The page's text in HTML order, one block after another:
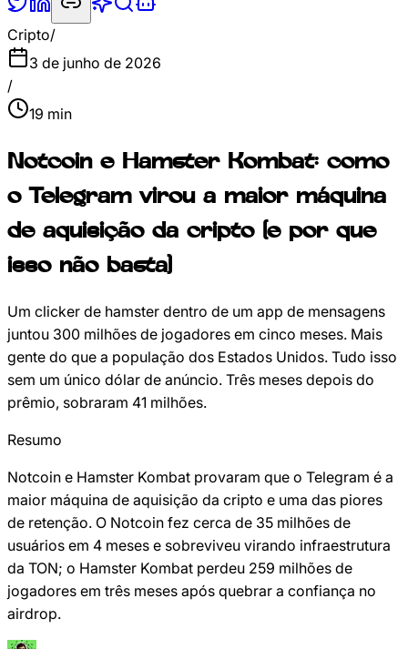
Cripto/
3 de junho de 2026
/
19 min
Notcoin e Hamster Kombat: como
o Telegram virou a maior máquina
de aquisição da cripto (e por que
isso não basta)
Um clicker de hamster dentro de um app de mensagens
juntou 300 milhões de jogadores em cinco meses. Mais
gente do que a população dos Estados Unidos. Tudo isso
sem um único dólar de anúncio. Três meses depois do
prêmio, sobraram 41 milhões.
Resumo
Notcoin e Hamster Kombat provaram que o Telegram é a
maior máquina de aquisição da cripto e uma das piores
de retenção. O Notcoin fez cerca de 35 milhões de
usuários em 4 meses e sobreviveu virando infraestrutura
da TON; o Hamster Kombat perdeu 259 milhões de
jogadores em três meses após quebrar a confiança no
airdrop.